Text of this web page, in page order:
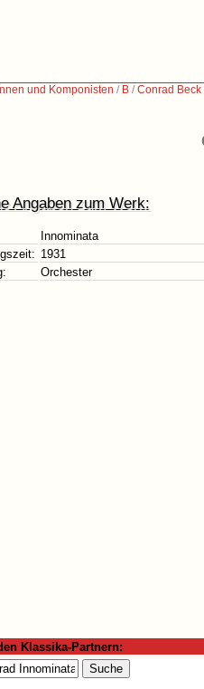
und Komponisten / B /Conrad
Angaben zum Werk:
Innominata
1931
Orchester
Klassika-Partnern: